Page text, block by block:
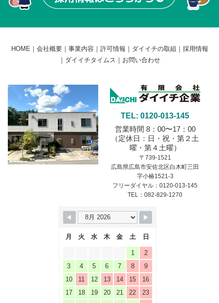
HOME ｜ 会社概要｜ 事業内容 ｜ 許可情報 ｜ ダイイチの取組 ｜ 採用情報
｜ ダイイチタイムス ｜ お問い合わせ
TEL: 0120-013-145
営業時間 8：00〜17：00
（定休日：日・祝・第２土
曜・第４土曜）
〒739-1521
広島県広島市安佐北区白木町三田
字小椿1521-3
フリーダイヤル：0120-013-145
TEL：082-829-1270
月 火 水 木 金 土 日
1
2
3
4 5 6 7 8
9
10
11 12 13 14 15
16
17
18 19 20 21 22
23